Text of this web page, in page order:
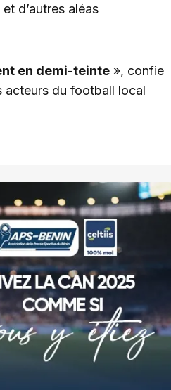
d’autres aléas
en demi-teinte », confie
acteurs du football local